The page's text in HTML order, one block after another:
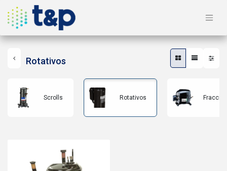
Rotativos
Scrolls Rotativos